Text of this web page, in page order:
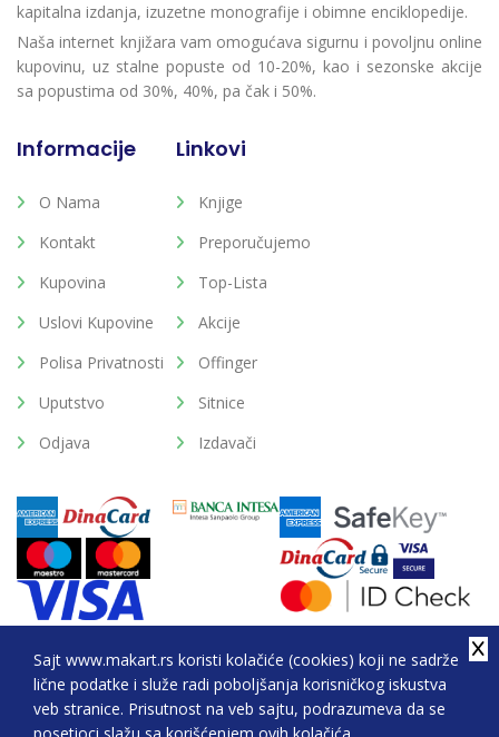
Sajt www.makart.rs koristi kolačiće (cookies) koji ne sadrže
lične podatke i služe radi poboljšanja korisničkog iskustva
veb stranice. Prisutnost na veb sajtu, podrazumeva da se
kapitalna izdanja, izuzetne monografije i obimne enciklopedije.
Naša internet knjižara vam omogućava sigurnu i povoljnu online
kupovinu, uz stalne popuste od 10-20%, kao i sezonske akcije
sa popustima od 30%, 40%, pa čak i 50%.
Informacije
O Nama
Kontakt
Kupovina
Uslovi Kupovine
Polisa Privatnosti
Uputstvo
Odjava
Linkovi
Knjige
Preporučujemo
Top-Lista
Akcije
Offinger
Sitnice
Izdavači
2026. All Rights Reserved © Makart.rs - MAKART DOO
BEOGRAD (NOVI BEOGRAD), PIB: 105184104, MB: